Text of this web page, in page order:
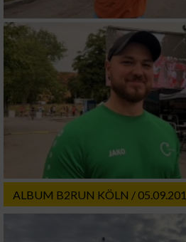
ALBUM B2RUN KÖLN /